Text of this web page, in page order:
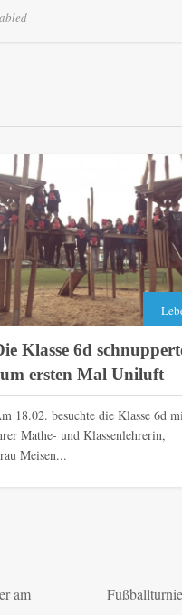
Klasse 6d
ersten Mal Uniluft
18.02. besuchte die Klasse 6d
Mathe- und Klassenlehrerin,
Meisen...
am